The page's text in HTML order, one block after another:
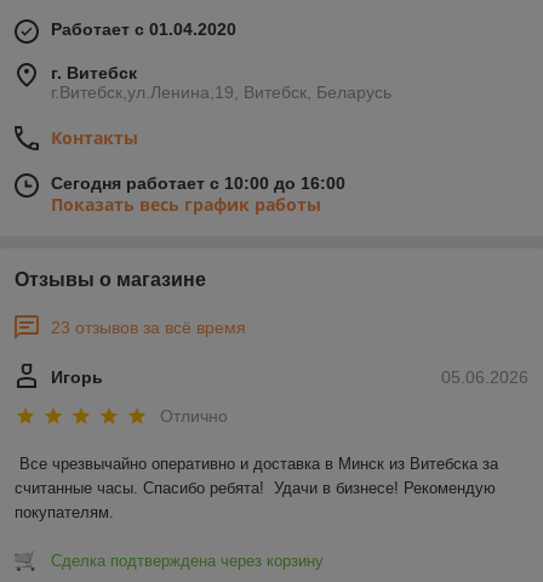
Работает с 01.04.2020
г. Витебск
г.Витебск,ул.Ленина,19, Витебск, Беларусь
Контакты
Сегодня работает с 10:00 до 16:00
Показать весь график работы
Отзывы о магазине
23 отзывов за всё время
05.06.2026
Игорь
Отлично
Все чрезвычайно оперативно и доставка в Минск из Витебска за
считанные часы. Спасибо ребята!  Удачи в бизнесе! Рекомендую
покупателям.
Сделка подтверждена через корзину